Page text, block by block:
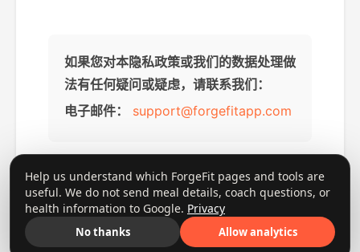
如果您对本隐私政策或我们的数据处理做
法有任何疑问或疑虑，请联系我们：
电子邮件：
support@forgefitapp.com
© 2026 ForgeFit. 保留所有权利。
Help us understand which ForgeFit pages and tools are
useful. We do not send meal details, coach questions, or
health information to Google. Privacy
No thanks Allow analytics